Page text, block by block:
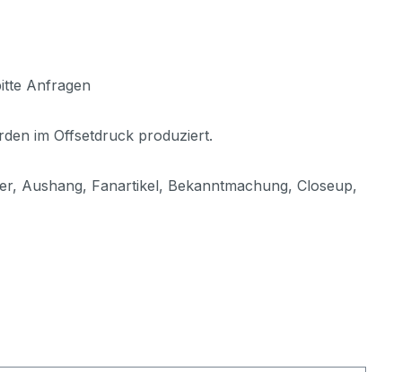
Anfragen
im Offsetdruck produziert.
Aushang, Fanartikel, Bekanntmachung, Closeup,